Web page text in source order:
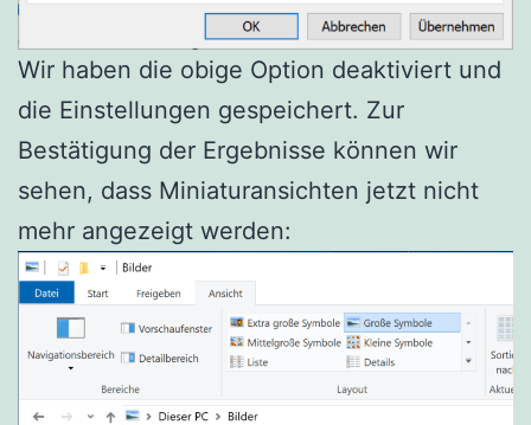
Wir haben die obige Option deaktiviert und
die Einstellungen gespeichert. Zur
Bestätigung der Ergebnisse können wir
sehen, dass Miniaturansichten jetzt nicht
mehr angezeigt werden: